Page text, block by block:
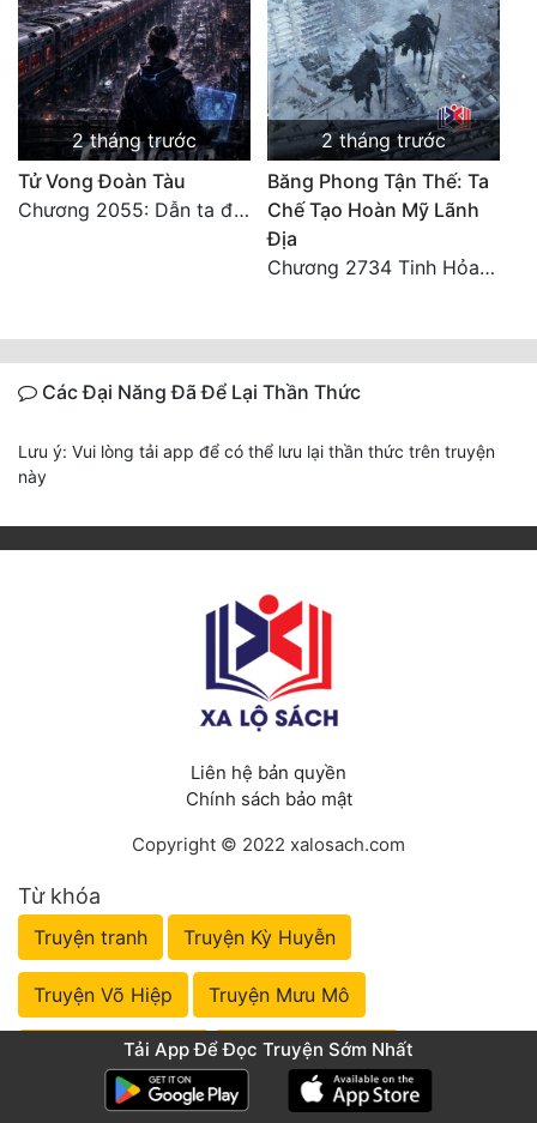
2 tháng trước
Tử Vong Đoàn Tàu
Chương 2055: Dẫn ta đi đại kết cục
2 tháng trước
Băng Phong Tận Thế: Ta
Chế Tạo Hoàn Mỹ Lãnh
Địa
Chương 2734 Tinh Hỏa (Đại kết cục) (2)
Các Đại Năng Đã Để Lại Thần Thức
Lưu ý: Vui lòng tải app để có thể lưu lại thần thức trên truyện
này
Liên hệ bản quyền
Chính sách bảo mật
Copyright © 2022 xalosach.com
Từ khóa
Truyện tranh Truyện Kỳ Huyễn
Truyện Võ Hiệp Truyện Mưu Mô
Truyện Nhập Môn Truyện Tiên Hiệp
Truyện Đô Thị Truyện Huyền Huyễn
Tải App Để Đọc Truyện Sớm Nhất